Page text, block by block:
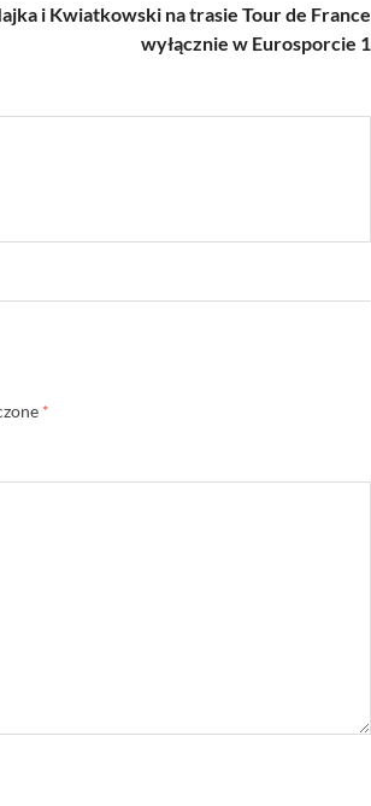
i Kwiatkowski na trasie Tour de France
wyłącznie w Eurosporcie 1
*